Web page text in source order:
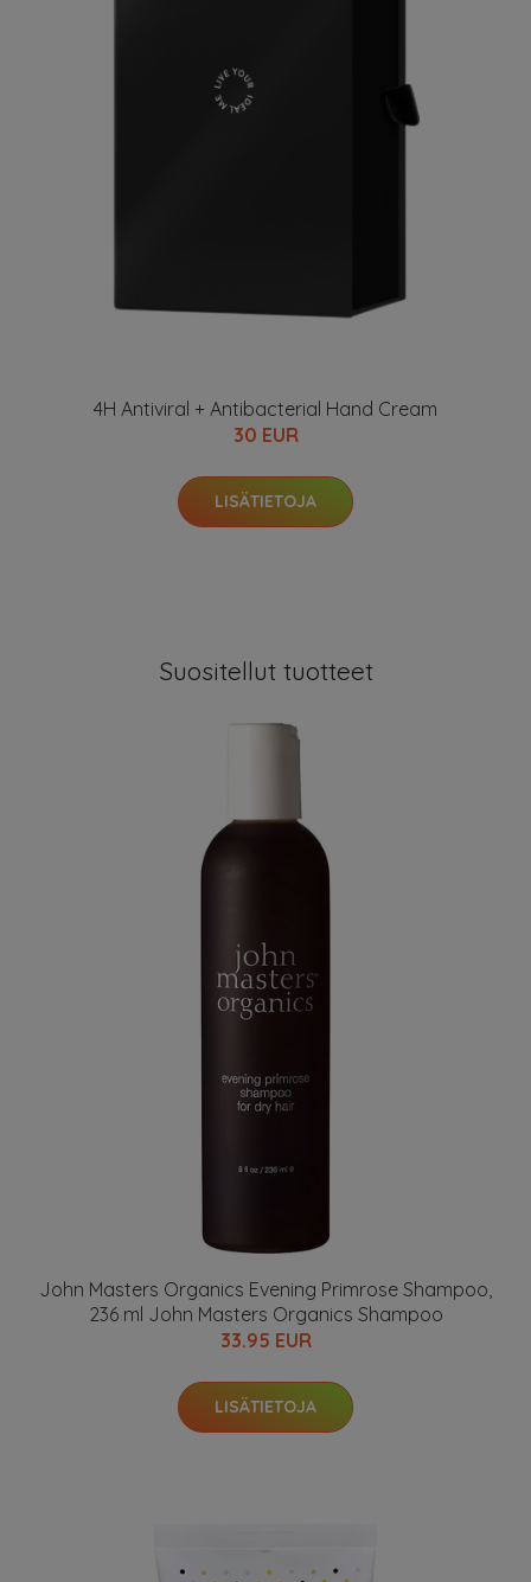
4H Antiviral + Antibacterial Hand Cream
30 EUR
LISÄTIETOJA
Suositellut tuotteet
John Masters Organics Evening Primrose Shampoo,
236 ml John Masters Organics Shampoo
33.95 EUR
LISÄTIETOJA